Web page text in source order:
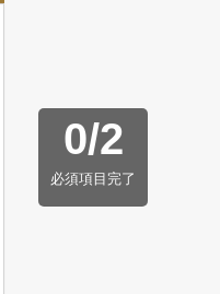
0/2
必須項目完了